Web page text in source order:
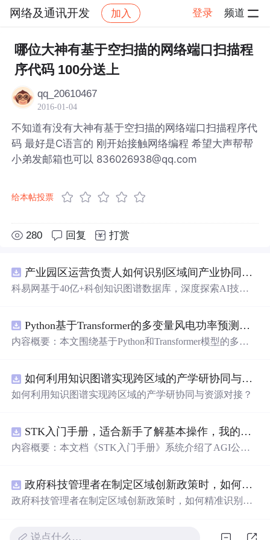
网络及通讯开发 加入 登录 频道
社区 网络及通讯开发 帖子详情
哪位大神有基于空扫描的网络端口扫描程
序代码 100分送上
qq_20610467
2016-01-04
不知道有没有大神有基于空扫描的网络端口扫描程序代
码 最好是C语言的 刚开始接触网络编程 希望大声帮帮
小弟发邮箱也可以 836026938@qq.com
给本帖投票
280 回复 打赏
产业园区运营负责人如何识别区域间产业协同机会？.docx
科易网基于40亿+科创知识图谱数据库，深度探索AI技术
新领域的AI+数智化解决方案，推动科技创新与产业创新
智能化发展。
Python基于Transformer的多变量风电功率预测研究
内容概要：本文围绕基于Python和Transformer模型的多变
温度、湿度等多种气象及运行变量作为输入特征，构建高
精度预测模型。为进一步提升预测的稳健性与可靠性，研
计能力。该技术是机器学习与新能源领域深度融合的典型
应用，旨在提高风电并网的稳定性与电网调度的科学性。;
适合人群：具备Python编程基础，熟悉主流深度学习框架
事新能源发电预测、电力系统调度、智能电网优化等相关
工作的技术人员。; 使用场景及目标：①应用于风电场实际
运行中的短期功率预测系统，辅助电网进行精准负荷调配
进或扩展基于Transformer的时间序列预测模型；③探索LA
如何利用知识图谱实现跨区域的产学研协同与资源对接？.docx
如何利用知识图谱实现跨区域的产学研协同与资源对接？
STK入门手册，适合新手了解基本操作，我的主页还有进阶教程
内容概要：本文档《STK入门手册》系统介绍了AGI公司
星、航天器、设施、传感器等）的创建与属性定义，以及
高级分析模块如高精度轨道预测（HPOP）、长周期轨道
Scellite Tool Kit（STK）软件的基本用enarios的时间设置、
政府科技管理者在制定区域创新政策时，如何精准识别不同区域间的创新差距？.docx
政府科技管理者在制定区域创新政策时，如何精准识别不
说点什么…